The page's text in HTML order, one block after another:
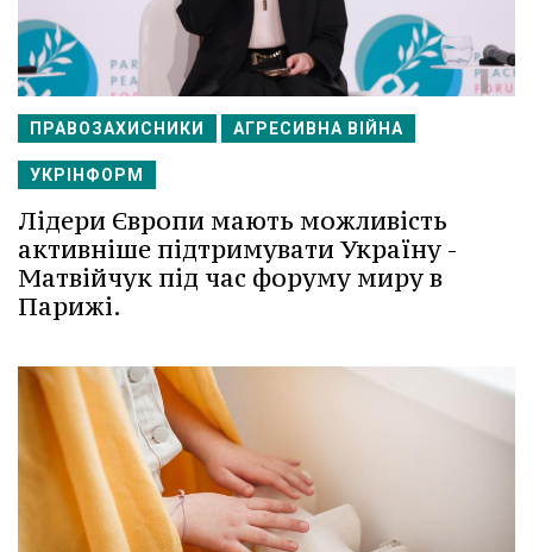
ПРАВОЗАХИСНИКИ АГРЕСИВНА ВІЙНА
УКРІНФОРМ
Лідери Європи мають можливість
активніше підтримувати Україну -
Матвійчук під час форуму миру в
Парижі.